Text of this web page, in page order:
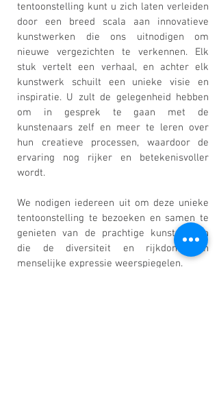
tentoonstelling kunt u zich laten verleiden
door een breed scala aan innovatieve
kunstwerken die ons uitnodigen om
nieuwe vergezichten te verkennen. Elk
stuk vertelt een verhaal, en achter elk
kunstwerk schuilt een unieke visie en
inspiratie. U zult de gelegenheid hebben
om in gesprek te gaan met de
kunstenaars zelf en meer te leren over
hun creatieve processen, waardoor de
ervaring nog rijker en betekenisvoller
wordt.
We nodigen iedereen uit om deze unieke
tentoonstelling te bezoeken en samen te
genieten van de prachtige kunstwerken
die de diversiteit en rijkdom van
menselijke expressie weerspiegelen.